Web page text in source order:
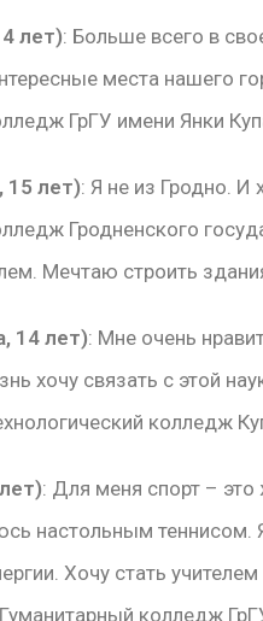
лет): Больше всего в
места нашего
ГрГУ имени Янки
15 лет): Я не из Гродно. И
Гродненского
Мечтаю строить
14 лет): Мне очень
хочу связать с этой
колледж
: Для меня спорт –
настольным теннисом.
Хочу стать
колледж